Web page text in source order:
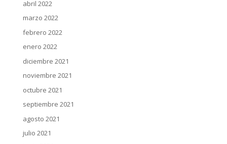
abril 2022
marzo 2022
febrero 2022
enero 2022
diciembre 2021
noviembre 2021
octubre 2021
septiembre 2021
agosto 2021
julio 2021